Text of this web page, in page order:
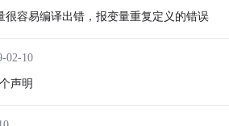
很容易编译出错，报变量重复定义的错误
02-10
声明